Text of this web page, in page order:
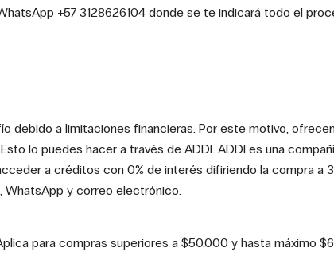
+57 3128626104 donde se te indicará todo el
debido a limitaciones financieras. Por este motivo,
lo puedes hacer a través de ADDI. ADDI es una
a créditos con 0% de interés difiriendo la compra a
WhatsApp y correo electrónico.
para compras superiores a $50.000 y hasta máximo